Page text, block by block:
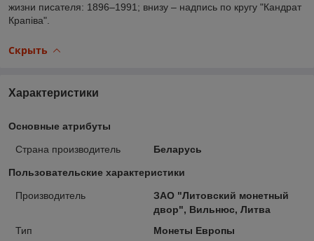
жизни писателя: 1896–1991; внизу – надпись по кругу "Кандрат
Крапіва".
Скрыть
Характеристики
Основные атрибуты
Страна производитель Беларусь
Пользовательские характеристики
Производитель
ЗАО "Литовский монетный
двор", Вильнюс, Литва
Тип
Монеты Европы